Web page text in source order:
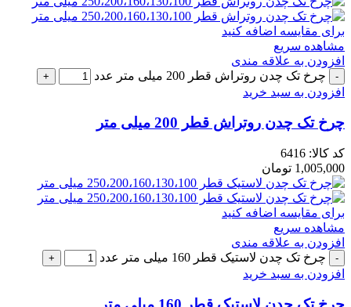
برای مقایسه اضافه کنید
مشاهده سریع
افزودن به علاقه مندی
چرخ تک چدن روتراش قطر 200 میلی متر عدد
افزودن به سبد خرید
چرخ تک چدن روتراش قطر 200 میلی متر
کد کالا: 6416
1,005,000 تومان
برای مقایسه اضافه کنید
مشاهده سریع
افزودن به علاقه مندی
چرخ تک چدن لاستیک قطر 160 میلی متر عدد
افزودن به سبد خرید